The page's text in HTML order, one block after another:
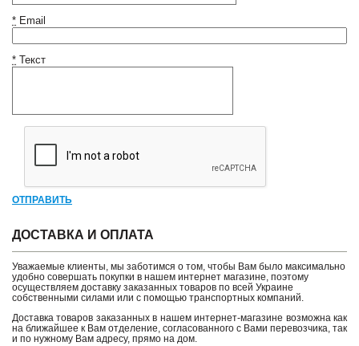
* Email
* Текст
ОТПРАВИТЬ
ДОСТАВКА И ОПЛАТА
Уважаемые клиенты, мы заботимся о том, чтобы Вам было максимально
удобно совершать покупки в нашем интернет магазине, поэтому
осуществляем доставку заказанных товаров по всей Украине
собственными силами или с помощью транспортных компаний.
Доставка товаров заказанных в нашем интернет-магазине возможна как
на ближайшее к Вам отделение, согласованного с Вами перевозчика, так
и по нужному Вам адресу, прямо на дом.